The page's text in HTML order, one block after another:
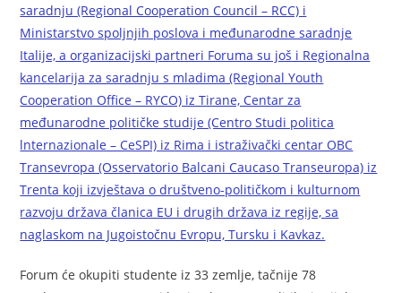
saradnju (Regional Cooperation Council – RCC) i
Ministarstvo spoljnjih poslova i međunarodne saradnje
Italije, a organizacijski partneri Foruma su još i Regionalna
kancelarija za saradnju s mladima (Regional Youth
Cooperation Office – RYCO) iz Tirane, Centar za
međunarodne političke studije (Centro Studi politica
lnternazionale – CeSPI) iz Rima i istraživački centar OBC
Transevropa (Osservatorio Balcani Caucaso Transeuropa) iz
Trenta koji izvještava o društveno-političkom i kulturnom
razvoju država članica EU i drugih država iz regije, sa
naglaskom na Jugoistočnu Evropu, Tursku i Kavkaz.
Forum će okupiti studente iz 33 zemlje, tačnije 78